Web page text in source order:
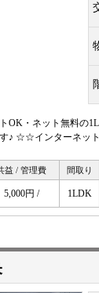
OK・ネット無料の
す♪ ☆☆インターネ
益 / 管理費 間取り
5,000円 / 1LDK